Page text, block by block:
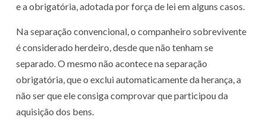
e a obrigatória, adotada por força de lei em alguns casos.
Na separação convencional, o companheiro sobrevivente
é considerado herdeiro, desde que não tenham se
separado. O mesmo não acontece na separação
obrigatória, que o exclui automaticamente da herança, a
não ser que ele consiga comprovar que participou da
aquisição dos bens.